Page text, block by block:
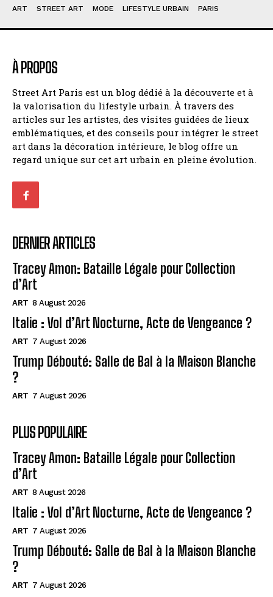
ART STREET ART MODE LIFESTYLE URBAIN PARIS
À PROPOS
Street Art Paris est un blog dédié à la découverte et à
la valorisation du lifestyle urbain. À travers des
articles sur les artistes, des visites guidées de lieux
emblématiques, et des conseils pour intégrer le street
art dans la décoration intérieure, le blog offre un
regard unique sur cet art urbain en pleine évolution.
DERNIER ARTICLES
Tracey Amon: Bataille Légale pour Collection
d’Art
ART 8 August 2026
Italie : Vol d’Art Nocturne, Acte de Vengeance ?
ART 7 August 2026
Trump Débouté: Salle de Bal à la Maison Blanche
?
ART 7 August 2026
PLUS POPULAIRE
Tracey Amon: Bataille Légale pour Collection
d’Art
ART 8 August 2026
Italie : Vol d’Art Nocturne, Acte de Vengeance ?
ART 7 August 2026
Trump Débouté: Salle de Bal à la Maison Blanche
?
ART 7 August 2026